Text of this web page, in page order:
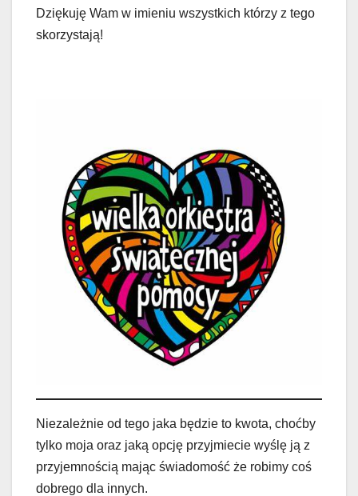
Dziękuję Wam w imieniu wszystkich którzy z tego
skorzystają!
Niezależnie od tego jaka będzie to kwota, choćby
tylko moja oraz jaką opcję przyjmiecie wyślę ją z
przyjemnością mając świadomość że robimy coś
dobrego dla innych.